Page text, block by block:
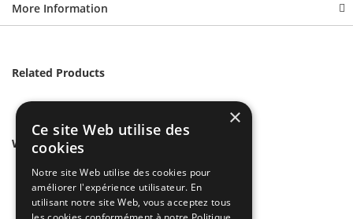
More Information
Related Products
We found other products you might like!
×
Ce site Web utilise des
cookies
Notre site Web utilise des cookies pour
améliorer l'expérience utilisateur. En
utilisant notre site Web, vous acceptez tous